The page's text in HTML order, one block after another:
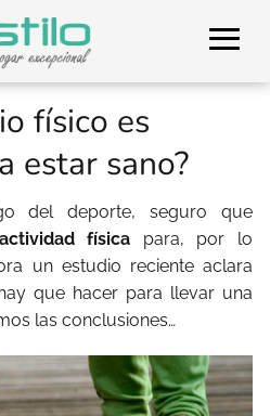
físico es
estar sano?
del deporte, seguro que
actividad física para, por lo
un estudio reciente aclara
que hacer para llevar una
las conclusiones…